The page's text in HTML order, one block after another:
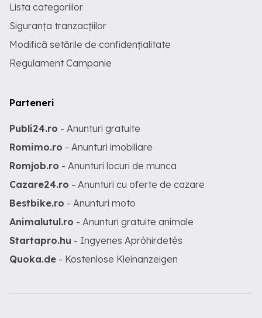
Lista categoriilor
Siguranța tranzacțiilor
Modifică setările de confidențialitate
Regulament Campanie
Parteneri
Publi24.ro - Anunturi gratuite
Romimo.ro - Anunturi imobiliare
Romjob.ro - Anunturi locuri de munca
Cazare24.ro - Anunturi cu oferte de cazare
Bestbike.ro - Anunturi moto
Animalutul.ro - Anunturi gratuite animale
Startapro.hu - Ingyenes Apróhirdetés
Quoka.de - Kostenlose Kleinanzeigen